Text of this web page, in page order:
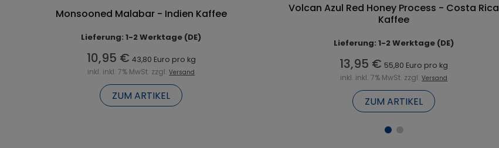
Monsooned Malabar - Indien Kaffee
Lieferung: 1-2 Werktage (DE)
10,95 € 43,80 Euro pro kg
inkl. inkl. 7% MwSt. zzgl.Versand
ZUM ARTIKEL
Volcan Azul Red Honey Process - Costa Rica
Kaffee
Lieferung: 1-2 Werktage (DE)
13,95 € 55,80 Euro pro kg
inkl. inkl. 7% MwSt. zzgl.Versand
ZUM ARTIKEL